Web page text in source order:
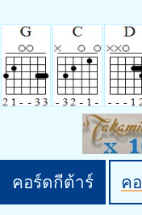
คอร์ดกีต้าร์ ค